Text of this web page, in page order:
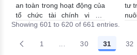
an toàn trong hoạt động của
tổ chức tài chính vi mô
02/11/2015 | 22:18:00
tư
Showing 601 to 620 of 661 entries.
1 Intermediate Pages
30 31 32